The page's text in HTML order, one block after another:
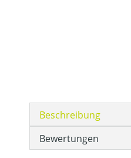
Beschreibung
Bewertungen